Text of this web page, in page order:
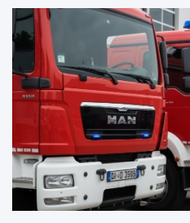
c
z
e
ń
s
t
w